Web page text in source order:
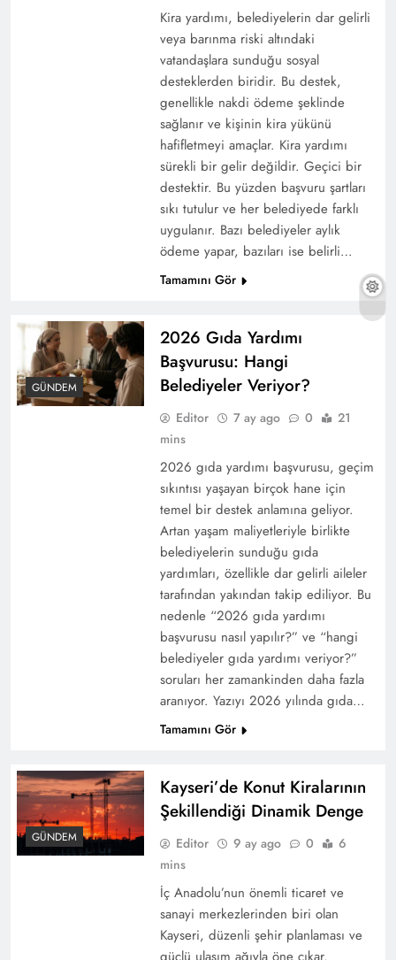
Kira yardımı, belediyelerin dar gelirli
veya barınma riski altındaki
vatandaşlara sunduğu sosyal
desteklerden biridir. Bu destek,
genellikle nakdi ödeme şeklinde
sağlanır ve kişinin kira yükünü
hafifletmeyi amaçlar. Kira yardımı
sürekli bir gelir değildir. Geçici bir
destektir. Bu yüzden başvuru şartları
sıkı tutulur ve her belediyede farklı
uygulanır. Bazı belediyeler aylık
ödeme yapar, bazıları ise belirli…
Tamamını Gör
GÜNDEM
2026 Gıda Yardımı
Başvurusu: Hangi
Belediyeler Veriyor?
Editor 7 ay ago 0
21
mins
2026 gıda yardımı başvurusu, geçim
sıkıntısı yaşayan birçok hane için
temel bir destek anlamına geliyor.
Artan yaşam maliyetleriyle birlikte
belediyelerin sunduğu gıda
yardımları, özellikle dar gelirli aileler
tarafından yakından takip ediliyor. Bu
nedenle “2026 gıda yardımı
başvurusu nasıl yapılır?” ve “hangi
belediyeler gıda yardımı veriyor?”
soruları her zamankinden daha fazla
aranıyor. Yazıyı 2026 yılında gıda…
Tamamını Gör
GÜNDEM
Kayseri’de Konut Kiralarının
Şekillendiği Dinamik Denge
Editor 9 ay ago 0
6
mins
İç Anadolu’nun önemli ticaret ve
sanayi merkezlerinden biri olan
Kayseri, düzenli şehir planlaması ve